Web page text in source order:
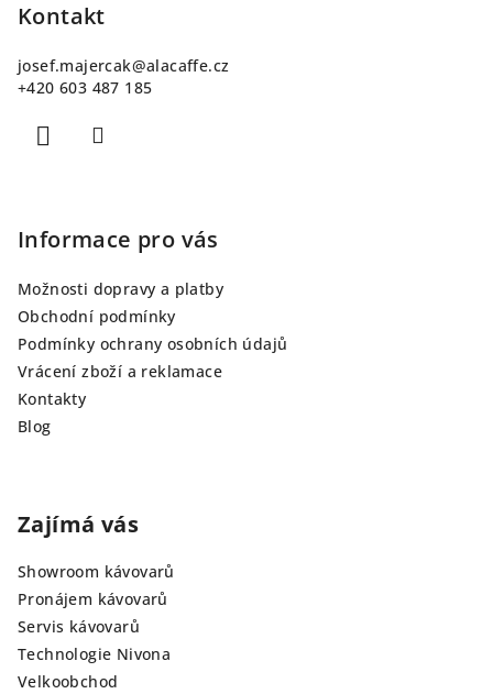
Kontakt
josef.majercak@alacaffe.cz
+420 603 487 185
Informace pro vás
Možnosti dopravy a platby
Obchodní podmínky
Podmínky ochrany osobních údajů
Vrácení zboží a reklamace
Kontakty
Blog
Zajímá vás
Showroom kávovarů
Pronájem kávovarů
Servis kávovarů
Technologie Nivona
Velkoobchod